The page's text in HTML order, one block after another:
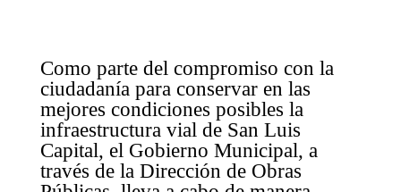
Como parte del compromiso con la
ciudadanía para conservar en las
mejores condiciones posibles la
infraestructura vial de San Luis
Capital, el Gobierno Municipal, a
través de la Dirección de Obras